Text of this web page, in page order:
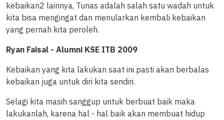
kebaikan2 lainnya, Tunas adalah salah satu wadah untuk
kita bisa mengingat dan menularkan kembali kebaikan
yang pernah kita peroleh.
Ryan Faisal - Alumni KSE ITB 2009
Kebaikan yang kita lakukan saat ini pasti akan berbalas
kebaikan juga untuk diri kita sendiri.
Selagi kita masih sanggup untuk berbuat baik maka
lakukanlah, karena hal - hal baik akan membuat hidup